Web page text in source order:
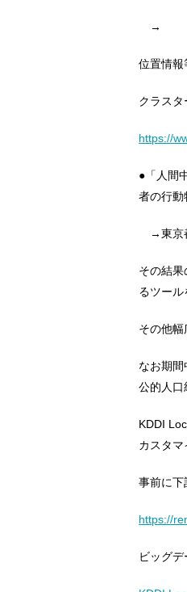
→
位置情報
クラス
https://
●「人間
者の行動
→東京
その結
るツール
その他幅
なお期
公的人口
KDDI
カスタマ
事前に下
https://
ビッグ